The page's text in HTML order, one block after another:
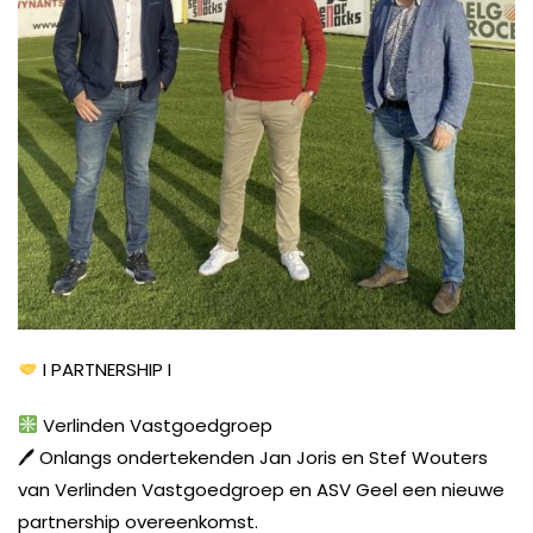
I PARTNERSHIP I
Verlinden Vastgoedgroep
🖊 Onlangs ondertekenden Jan Joris en Stef Wouters
van Verlinden Vastgoedgroep en ASV Geel een nieuwe
partnership overeenkomst.